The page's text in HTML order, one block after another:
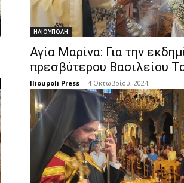
ΗΛΙΟΥΠΟΛΗ
Αγία Μαρίνα: Για την
πρεσβύτερου Βασιλείου
Ilioupoli Press - 4 Οκτωβρίου, 2024